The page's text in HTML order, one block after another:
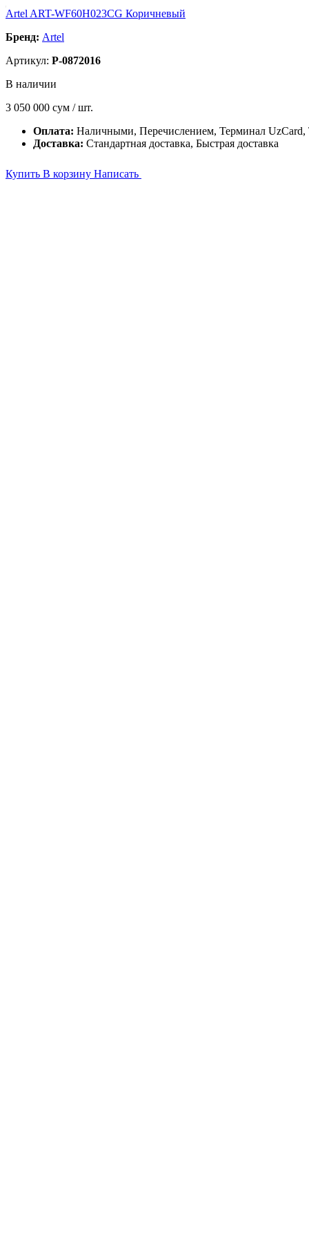
Artel ART-WF60H023CG Коричневый
Бренд: Artel
Артикул: P-0872016
В наличии
3 050 000 сум / шт.
Оплата: Наличными, Перечислением, Терминал
Доставка: Стандартная доставка, Быстрая доставка
Купить В корзину Написать